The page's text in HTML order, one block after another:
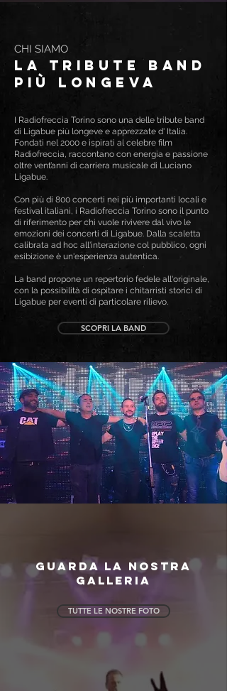
CHI SIAMO
LA TRIBUTE BAND
PIù LONGEVA
I Radiofreccia Torino sono una delle tribute band
di Ligabue più longeve e apprezzate d' Italia.
Fondati nel 2000 e ispirati al celebre film
Radiofreccia, raccontano con energia e passione
oltre vent’anni di carriera musicale di Luciano
Ligabue.
Con più di 800 concerti nei più importanti locali e
festival italiani, i Radiofreccia Torino sono il punto
di riferimento per chi vuole rivivere dal vivo le
emozioni dei concerti di Ligabue. Dalla scaletta
calibrata ad hoc all'interazione col pubblico, ogni
esibizione è un'esperienza autentica.
La band propone un repertorio fedele all'originale,
con la possibilità di ospitare i chitarristi storici di
Ligabue per eventi di particolare rilievo.
SCOPRI LA BAND
GUARDA LA NOSTRA
GALLERIA
TUTTE LE NOSTRE FOTO